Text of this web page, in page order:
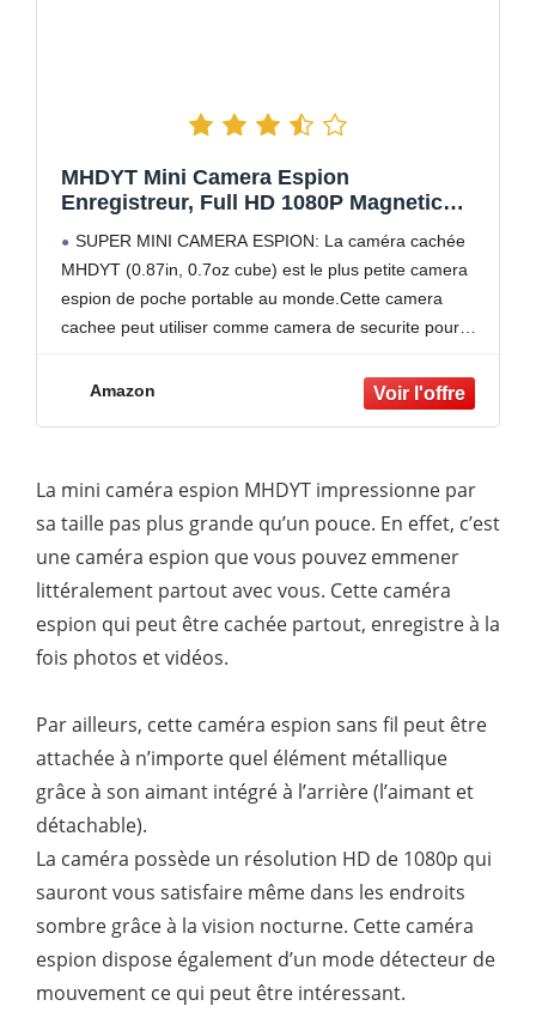
MHDYT Mini Camera Espion
Enregistreur, Full HD 1080P Magnetic
avec Détection de Mouvement et Vision
Nocturne, Interieur/Exterieur Micro
Camera Surveillance
SUPER MINI CAMERA ESPION: La caméra cachée
MHDYT (0.87in, 0.7oz cube) est le plus petite camera
espion de poche portable au monde.Cette camera
cachee peut utiliser comme camera de securite pour
de capturer
Amazon
La mini caméra espion MHDYT impressionne par
sa taille pas plus grande qu’un pouce. En effet, c’est
une caméra espion que vous pouvez emmener
littéralement partout avec vous. Cette caméra
espion qui peut être cachée partout, enregistre à la
fois photos et vidéos.
Par ailleurs, cette caméra espion sans fil peut être
attachée à n’importe quel élément métallique
grâce à son aimant intégré à l’arrière (l’aimant et
détachable).
La caméra possède un résolution HD de 1080p qui
sauront vous satisfaire même dans les endroits
sombre grâce à la vision nocturne. Cette caméra
espion dispose également d’un mode détecteur de
mouvement ce qui peut être intéressant.